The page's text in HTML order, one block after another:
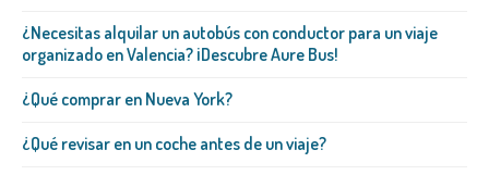
¿Necesitas alquilar un autobús con conductor para un viaje
organizado en Valencia? ¡Descubre Aure Bus!
¿Qué comprar en Nueva York?
¿Qué revisar en un coche antes de un viaje?